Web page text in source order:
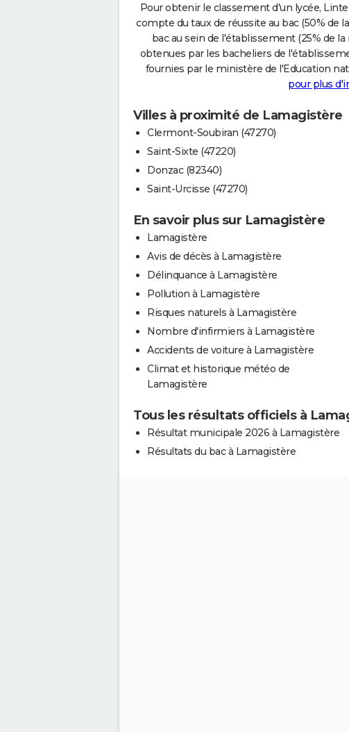
Pour obtenir le classement d'un lycée,
compte du taux de réussite au bac (50% de
bac au sein de l'établissement (25% de
obtenues par les bacheliers de
fournies par le ministère de l'Education
pour plus
Villes à proximité de Lamagistère
Clermont-Soubiran (47270)
Saint-Sixte (47220)
Donzac (82340)
Saint-Urcisse (47270)
En savoir plus sur Lamagistère
Lamagistère
Avis de décès à Lamagistère
Délinquance à Lamagistère
Pollution à Lamagistère
Risques naturels à Lamagistère
Nombre d'infirmiers à Lamagistère
Accidents de voiture à Lamagistère
Climat et historique météo de
Lamagistère
Tous les résultats officiels à
Résultat municipale 2026 à Lamagistère
Résultats du bac à Lamagistère